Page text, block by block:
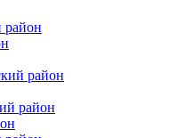
район
район
район